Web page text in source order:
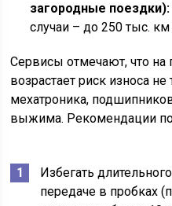
загородные поездки):
случаи – до 250 тыс.
Сервисы отмечают, что
возрастает риск износа
мехатроника,
выжима. Рекомендации
Избегать
передаче в пробках